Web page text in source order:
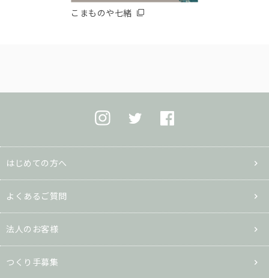
こまものや七緒
はじめての方へ
よくあるご質問
法人のお客様
つくり手募集